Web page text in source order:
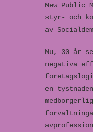
New Public
styr- och
av
Nu, 30 år
negativa
en